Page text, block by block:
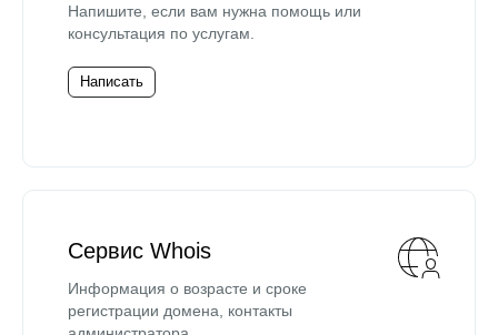
Напишите, если вам нужна помощь или
консультация по услугам.
Написать
Сервис Whois
Информация о возрасте и сроке
регистрации домена, контакты